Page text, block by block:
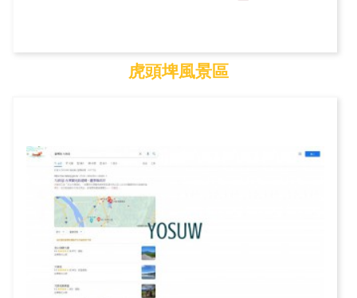
虎頭埤風景區